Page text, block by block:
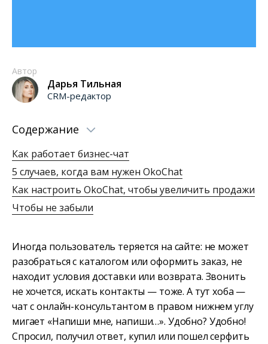
Автор
Дарья Тильная
CRM-редактор
Содержание
Как работает бизнес-чат
5 случаев, когда вам нужен OkoChat
Как настроить OkoChat, чтобы увеличить продажи
Чтобы не забыли
Иногда пользователь теряется на сайте: не может
разобраться с каталогом или оформить заказ, не
находит условия доставки или возврата. Звонить
не хочется, искать контакты — тоже. А тут хоба —
чат с онлайн-консультантом в правом нижнем углу
мигает «Напиши мне, напиши…». Удобно? Удобно!
Спросил, получил ответ, купил или пошел серфить